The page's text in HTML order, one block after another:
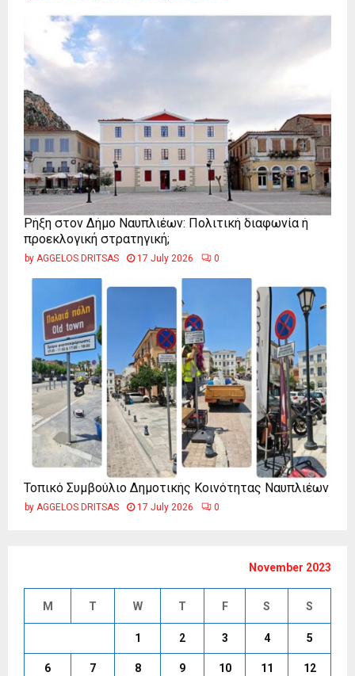
Ρήξη στον Δήμο Ναυπλιέων: Πολιτική διαφωνία ή
προεκλογική στρατηγική;
by AGGELOS DRITSAS 17 July 2026 0
Τοπικό Συμβούλιο Δημοτικής Κοινότητας Ναυπλιέων
by AGGELOS DRITSAS 17 July 2026 0
November 2023
M T W T F S S
1 2 3 4 5
6 7 8 9 10 11 12